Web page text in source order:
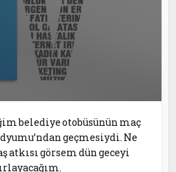
belediye otobüsünün maç
geçmesiydi. Ne
atkısı görsem dün geceyi